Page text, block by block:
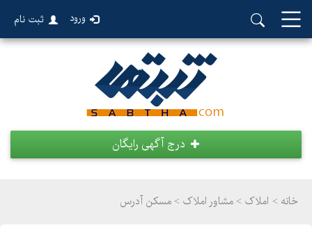
ورود ثبت نام
درج آگهی رایگان
خانه > املاک > مشاور املاک > مسکن آدرس